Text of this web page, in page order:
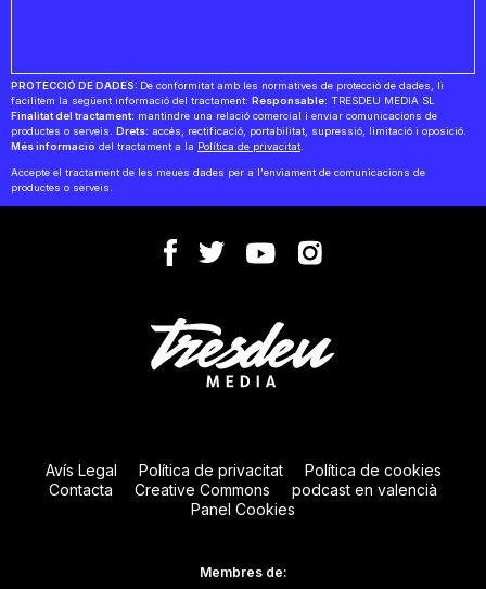
PROTECCIÓ DE DADES: De conformitat amb les normatives de protecció de dades, li
facilitem la següent informació del tractament: Responsable: TRESDEU MEDIA SL
Finalitat del tractament: mantindre una relació comercial i enviar comunicacions de
productes o serveis. Drets: accés, rectificació, portabilitat, supressió, limitació i oposició.
Més informació del tractament a la Política de privacitat
Accepte el tractament de les meues dades per a l'enviament de comunicacions de
productes o serveis.
Avís Legal Política de privacitat
Política de cookies
Contacta
Creative Commons
podcast en valencià
Panel Cookies
Membres de: